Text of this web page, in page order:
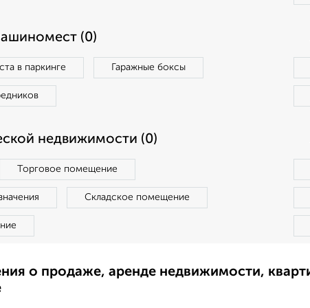
(0)
в паркинге Гаражные боксы
недвижимости (0)
Торговое помещение
Складское помещение
о продаже, аренде недвижимости,